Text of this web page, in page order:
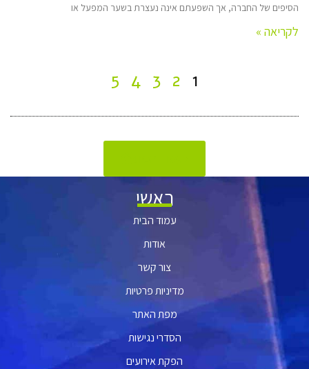
הסיפים של החברה, אך השפעתם אינה נעצרת בשער המפעל או
לקריאה »
1
2
3
4
5
ראשי
עמוד הבית
אודות
צור קשר
מדיניות פרטיות
מפת האתר
הסדרי נגישות
הפקת אירועים